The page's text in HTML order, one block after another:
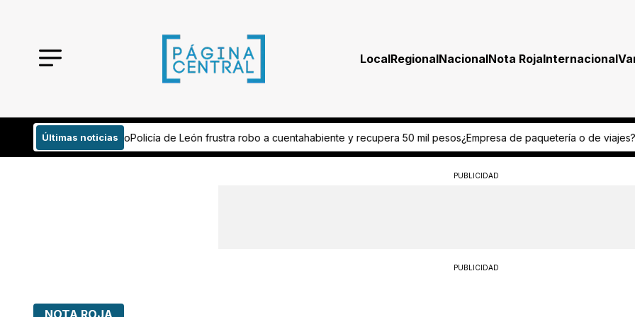
LocalRegionalNacionalNota RojaInternacional
Últimas noticias
frustra robo a cuentahabiente y recupera 50 mil pesos¿Empresa de paquetería o de viajes? Aseguran cargamento con peyote
PUBLICIDAD
PUBLICIDAD
NOTA ROJA